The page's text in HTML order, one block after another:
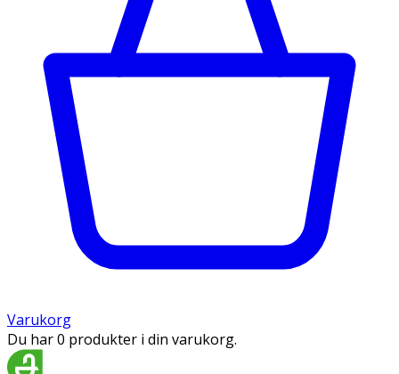
Varukorg
Du har 0 produkter i din varukorg.